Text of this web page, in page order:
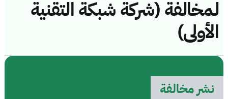
لمخالفة (شركة شبكة التقنية
الأولى)
نشر مخالفة